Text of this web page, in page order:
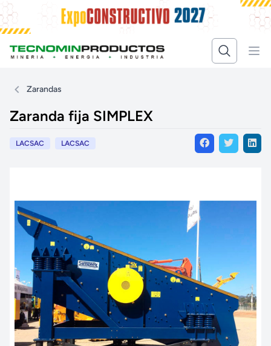
Zarandas
Zaranda fija SIMPLEX
LACSAC LACSAC